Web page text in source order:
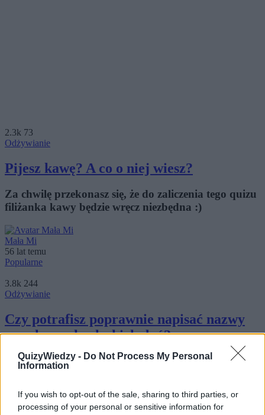
QuizyWiedzy - Do Not Process My Personal
Information
If you wish to opt-out of the sale, sharing to third parties, or
processing of your personal or sensitive information for
2.3k 73
Odżywianie
Pijesz kawę? A co o niej wiesz?
Za chwilę przekonasz się, że do zaliczenia tego quizu
filiżanka kawy będzie wręcz niezbędna :)
Mała Mi
56 lat temu
Popularne
3.8k 244
Odżywianie
Czy potrafisz poprawnie napisać nazwy
popularnych włoskich dań?
Należysz do fanów włoskich makaronów z